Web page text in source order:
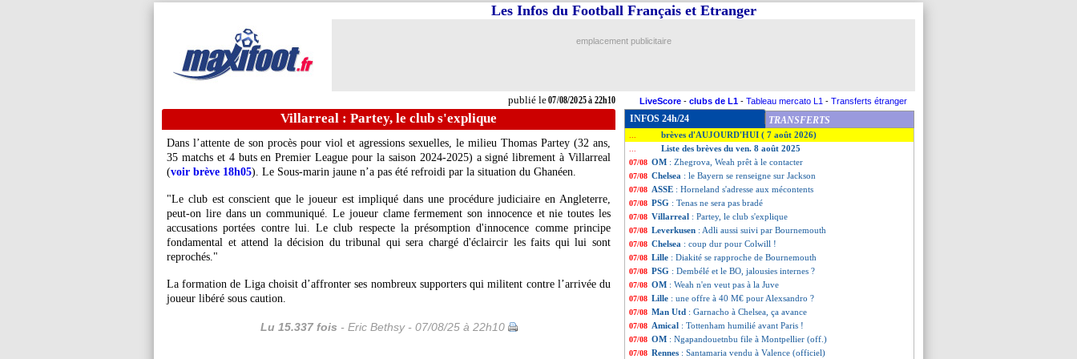
publié le07/08/2025 à 22h10
Les Infos du Football Français et Etranger
emplacement publicitaire
LiveScore - clubs de L1 - Tableau mercato L1 - Transferts étranger
Villarreal : Partey, le club s'explique
Dans l’attente de son procès pour viol et agressions sexuelles, le milieu Thomas Partey (32 ans,
35 matchs et 4 buts en Premier League pour la saison 2024-2025) a signé librement à Villarreal
(voir brève 18h05). Le Sous-marin jaune n’a pas été refroidi par la situation du Ghanéen.
"Le club est conscient que le joueur est impliqué dans une procédure judiciaire en Angleterre,
peut-on lire dans un communiqué. Le joueur clame fermement son innocence et nie toutes les
accusations portées contre lui. Le club respecte la présomption d'innocence comme principe
fondamental et attend la décision du tribunal qui sera chargé d'éclaircir les faits qui lui sont
reprochés."
La formation de Liga choisit d’affronter ses nombreux supporters qui militent contre l’arrivée du
joueur libéré sous caution.
Lu 15.337 fois - Eric Bethsy - 07/08/25 à 22h10
INFOS 24h/24 TRANSFERTS
brèves d'AUJOURD'HUI ( 7 août 2026)
Liste des brèves du ven. 8 août 2025
07/08 OM : Zhegrova, Weah prêt à le contacter
07/08 Chelsea : le Bayern se renseigne sur Jackson
07/08 ASSE : Horneland s'adresse aux mécontents
07/08 PSG : Tenas ne sera pas bradé
07/08 Villarreal : Partey, le club s'explique
07/08 Leverkusen : Adli aussi suivi par Bournemouth
07/08 Chelsea : coup dur pour Colwill !
07/08 Lille : Diakité se rapproche de Bournemouth
07/08 PSG : Dembélé et le BO, jalousies internes ?
07/08 OM : Weah n'en veut pas à la Juve
07/08 Lille : une offre à 40 M€ pour Alexsandro ?
07/08 Man Utd : Garnacho à Chelsea, ça avance
07/08 Amical : Tottenham humilié avant Paris !
07/08 OM : Ngapandouetnbu file à Montpellier (off.)
07/08 Rennes : Santamaria vendu à Valence (officiel)